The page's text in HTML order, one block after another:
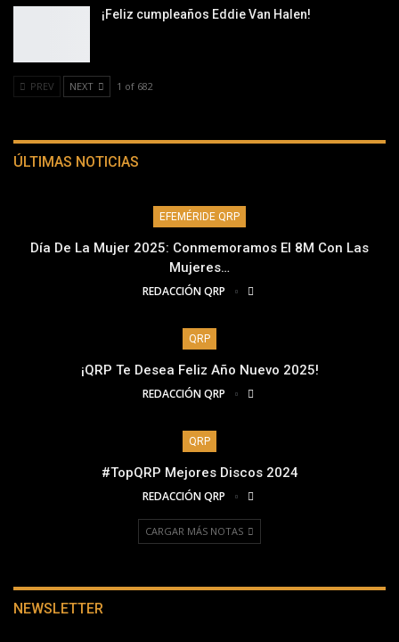
¡Feliz cumpleaños Eddie Van Halen!
PREV NEXT 1 of 682
ÚLTIMAS NOTICIAS
EFEMÉRIDE QRP
Día De La Mujer 2025: Conmemoramos El 8M Con Las
Mujeres…
REDACCIÓN QRP
QRP
¡QRP Te Desea Feliz Año Nuevo 2025!
REDACCIÓN QRP
QRP
#TopQRP Mejores Discos 2024
REDACCIÓN QRP
CARGAR MÁS NOTAS
NEWSLETTER